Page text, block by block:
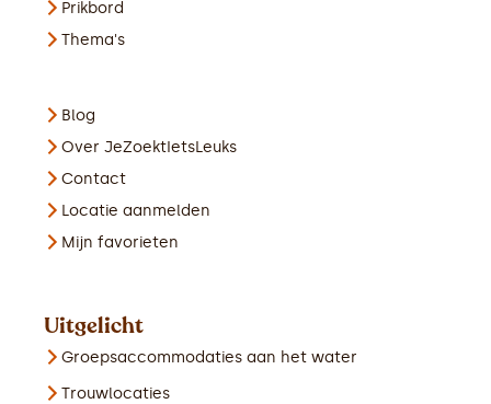
Prikbord
Thema's
Blog
Over JeZoektIetsLeuks
Contact
Locatie aanmelden
Mijn favorieten
Uitgelicht
Groepsaccommodaties aan het water
Trouwlocaties